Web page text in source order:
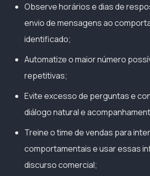
Observe horários e dias de
envio de mensagens ao
identificado;
Automatize o maior número
repetitivas;
Evite excesso de perguntas e
diálogo natural e
Treine o time de vendas para
comportamentais e usar essas
discurso comercial;